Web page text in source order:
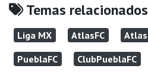
Temas relacionados
Liga MX AtlasFC Atlas
PueblaFC
ClubPueblaFC